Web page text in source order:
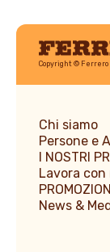
Ferrero
Copyright © Ferrero
Chi siamo
Persone e
I NOSTRI
Lavora con
News &